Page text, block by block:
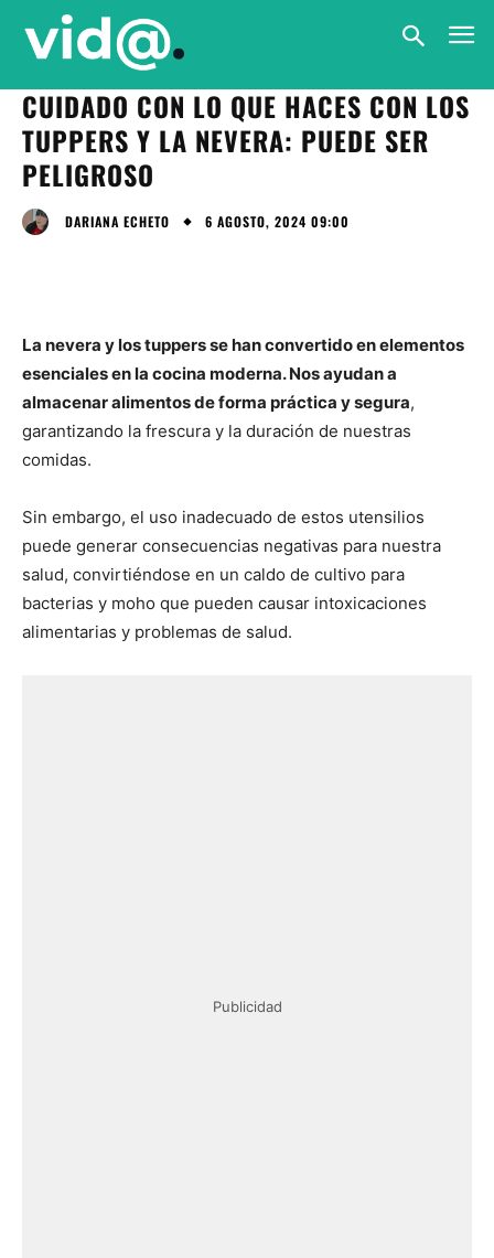
CUIDADO CON LO QUE HACES CON LOS
TUPPERS Y LA NEVERA: PUEDE SER
PELIGROSO
DARIANA ECHETO 6 AGOSTO, 2024 09:00
La nevera y los tuppers se han convertido en elementos
esenciales en la cocina moderna. Nos ayudan a
almacenar alimentos de forma práctica y segura,
garantizando la frescura y la duración de nuestras
comidas.
Sin embargo, el uso inadecuado de estos utensilios
puede generar consecuencias negativas para nuestra
salud, convirtiéndose en un caldo de cultivo para
bacterias y moho que pueden causar intoxicaciones
alimentarias y problemas de salud.
Publicidad